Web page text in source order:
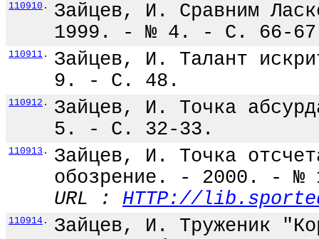
110910 .
Зайцев, И. Сравним
1999. - № 4. - С. 66-
110911 .
Зайцев, И. Талант
9. - С. 48.
110912 .
Зайцев, И. Точка
5. - С. 32-33.
110913 .
Зайцев, И. Точка
обозрение. - 2000. -
URL : HTTP://
110914 .
Зайцев, И. Труженик